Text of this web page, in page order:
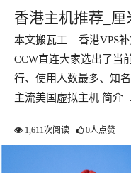
香港主机推荐_
CN2 GIA线路1核
本文搬瓦工 – 香港VPS
CCW直连大家选出了当
行、使用人数最多、知
主流美国虚拟主机 简
1,611次阅读 0人点赞